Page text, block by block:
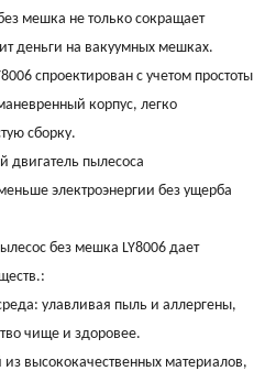
мешка не только сокращает
деньги на вакуумных мешках.
спроектирован с учетом простоты
корпус, легко
сборку.
двигатель пылесоса
электроэнергии без ущерба
без мешка LY8006 дает
улавливая пыль и аллергены,
чище и здоровее.
высококачественных материалов,